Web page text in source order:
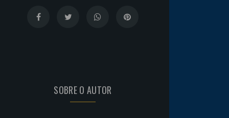
SOBRE O AUTOR